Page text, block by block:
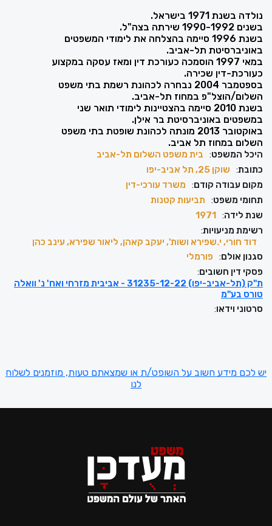
נולדה בשנת 1971 בישראל.
בשנים 1990-1992 שירתה בצה"ל.
בשנת 1996 סיימה בהצלחה את לימודי המשפטים
באוניברסיטת תל-אביב.
במאי 1997 הוסמכה כעורכת דין ומאז עסקה במקצוע
כעורכת-דין שכירה.
בספטמבר 2004 נבחרה לכהונת רשמת בתי משפט
השלום/הוצל"פ במחוז תל-אביב.
בשנת 2010 סיימה בהצטיינות לימודי תואר שני
במשפטים באוניברסיטת בר אילן.
באוקטובר 2013 מונתה לכהונת שופטת בתי משפט
השלום במחוז תל אביב.
היכל המשפט:
בית משפט השלום תל-אביב
כתובת:
שוקן 25, תל אביב-יפו
מקום עבודה קודם:
משרד עורכי-דין
תחומי משפט:
תביעות קטנות
שנת לידה:
1971
רשימת מניעויות:
דוד חורי, י.שפירא ושות', יעקב קאהן, ליאור שפירא, עינב כהן
סגנון אולם:
פורמלי
פסקי דין חשובים:
ת"ק (תל-אביב-יפו) 31235-12-22 - אביבית מזרחי ואח' נ' וואלה
טורס בע"מ
סרטוני וידאו:
יש לכם מידע חשוב על השופט/ת או שמצאתם טעות, מוזמנים לשלוח
לנו